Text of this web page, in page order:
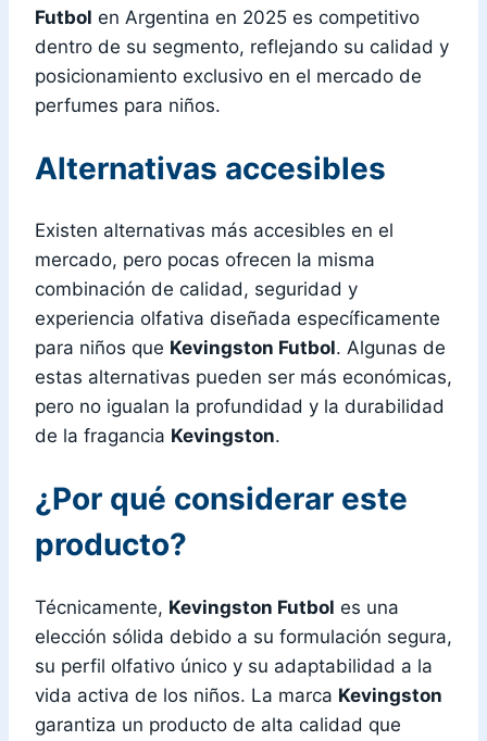
Futbol en Argentina en 2025 es competitivo
dentro de su segmento, reflejando su calidad y
posicionamiento exclusivo en el mercado de
perfumes para niños.
Alternativas accesibles
Existen alternativas más accesibles en el
mercado, pero pocas ofrecen la misma
combinación de calidad, seguridad y
experiencia olfativa diseñada específicamente
para niños que Kevingston Futbol. Algunas de
estas alternativas pueden ser más económicas,
pero no igualan la profundidad y la durabilidad
de la fragancia Kevingston.
¿Por qué considerar este
producto?
Técnicamente, Kevingston Futbol es una
elección sólida debido a su formulación segura,
su perfil olfativo único y su adaptabilidad a la
vida activa de los niños. La marca Kevingston
garantiza un producto de alta calidad que